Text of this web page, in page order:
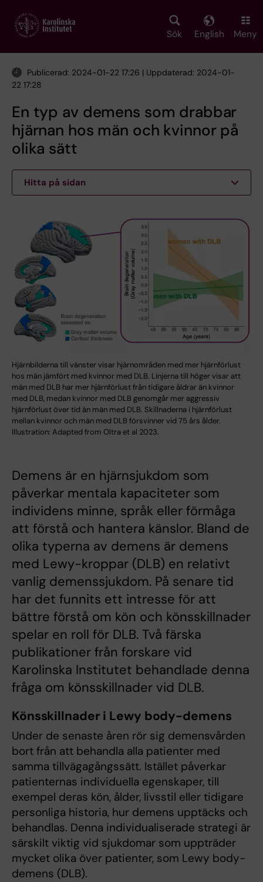
main
Sök English Meny
Publicerad: 2024-01-22 17:26 | Uppdaterad: 2024-01-
22 17:28
En typ av demens som drabbar
hjärnan hos män och kvinnor på
olika sätt
Hitta på sidan
Hjärnbilderna till vänster visar hjärnområden med mer hjärnförlust
hos män jämfört med kvinnor med DLB. Linjerna till höger visar att
män med DLB har mer hjärnförlust från tidigare åldrar än kvinnor
med DLB, medan kvinnor med DLB genomgår mer aggressiv
hjärnförlust över tid än män med DLB. Skillnaderna i hjärnförlust
mellan kvinnor och män med DLB försvinner vid 75 års ålder.
Illustration: Adapted from Oltra et al 2023.
Demens är en hjärnsjukdom som
påverkar mentala kapaciteter som
individens minne, språk eller förmåga
att förstå och hantera känslor. Bland de
olika typerna av demens är demens
med Lewy-kroppar (DLB) en relativt
vanlig demenssjukdom. På senare tid
har det funnits ett intresse för att
bättre förstå om kön och könsskillnader
spelar en roll för DLB. Två färska
publikationer från forskare vid
Karolinska Institutet behandlade denna
fråga om könsskillnader vid DLB.
Könsskillnader i Lewy body-demens
Under de senaste åren rör sig demensvården
bort från att behandla alla patienter med
samma tillvägagångssätt. Istället påverkar
patienternas individuella egenskaper, till
exempel deras kön, ålder, livsstil eller tidigare
personliga historia, hur demens upptäcks och
behandlas. Denna individualiserade strategi är
särskilt viktig vid sjukdomar som uppträder
mycket olika över patienter, som Lewy body-
demens (DLB).